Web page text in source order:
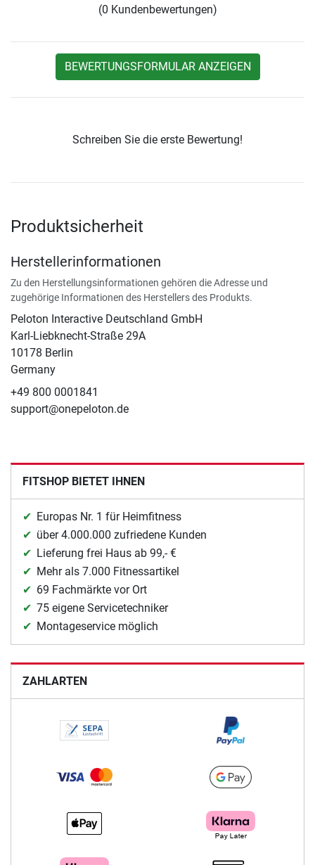
(0 Kundenbewertungen)
BEWERTUNGSFORMULAR ANZEIGEN
Schreiben Sie die erste Bewertung!
Produktsicherheit
Herstellerinformationen
Zu den Herstellungsinformationen gehören die Adresse und
zugehörige Informationen des Herstellers des Produkts.
Peloton Interactive Deutschland GmbH
Karl-Liebknecht-Straße 29A
10178 Berlin
Germany
+49 800 0001841
support@onepeloton.de
FITSHOP BIETET IHNEN
Europas Nr. 1 für Heimfitness
über 4.000.000 zufriedene Kunden
Lieferung frei Haus ab 99,- €
Mehr als 7.000 Fitnessartikel
69 Fachmärkte vor Ort
75 eigene Servicetechniker
Montageservice möglich
ZAHLARTEN